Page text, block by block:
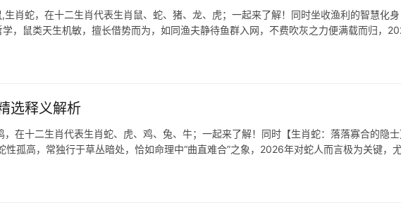
肖蛇，在十二生肖代表生肖鼠、蛇、猪、龙、虎；一起来了解！同时坐收渔利的智慧化身
，鼠类天生机敏，擅长借势而为，如同渔夫静待鱼群入网，不费吹灰之力便满载而归，
选释义解析
在十二生肖代表生肖蛇、虎、鸡、兔、牛；一起来了解！同时【生肖蛇：落落寡合的隐士
性孤高，常独行于草丛暗处，恰如命理中“曲直难合”之象，2026年对蛇人而言极为关键，